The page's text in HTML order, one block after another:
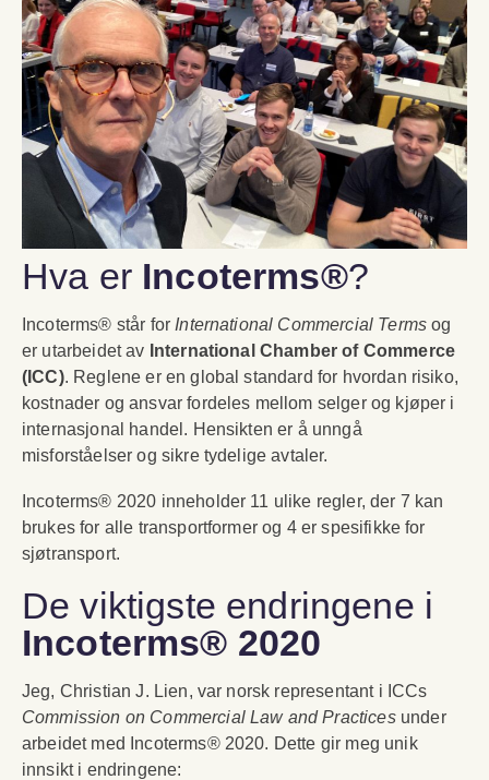
Hva er Incoterms®?
Incoterms® står for International Commercial Terms og
er utarbeidet av International Chamber of Commerce
(ICC). Reglene er en global standard for hvordan risiko,
kostnader og ansvar fordeles mellom selger og kjøper i
internasjonal handel. Hensikten er å unngå
misforståelser og sikre tydelige avtaler.
Incoterms® 2020 inneholder 11 ulike regler, der 7 kan
brukes for alle transportformer og 4 er spesifikke for
sjøtransport.
De viktigste endringene i
Incoterms® 2020
Jeg, Christian J. Lien, var norsk representant i ICCs
Commission on Commercial Law and Practicesunder
arbeidet med Incoterms® 2020. Dette gir meg unik
innsikt i endringene: